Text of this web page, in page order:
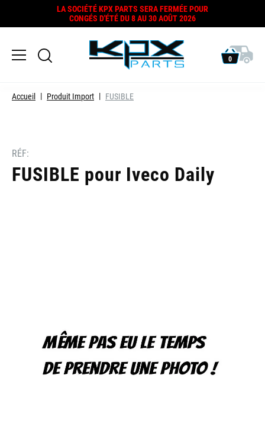
LA SOCIÉTÉ KPX PARTS SERA FERMÉE POUR
CONGÉS D'ÉTÉ DU 8 AU 30 AOÛT 2026
0
Accueil Produit Import FUSIBLE
RÉF:
FUSIBLE pour Iveco Daily